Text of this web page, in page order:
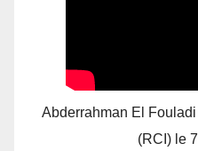
Abderrahman El
(RCI) le